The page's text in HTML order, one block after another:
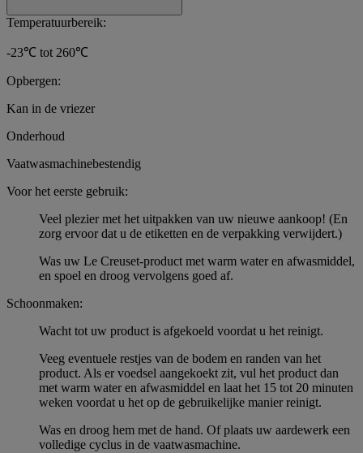
Temperatuurbereik:
-23℃ tot 260℃
Opbergen:
Kan in de vriezer
Onderhoud
Vaatwasmachinebestendig
Voor het eerste gebruik:
Veel plezier met het uitpakken van uw nieuwe aankoop! (En
zorg ervoor dat u de etiketten en de verpakking verwijdert.)
Was uw Le Creuset-product met warm water en afwasmiddel,
en spoel en droog vervolgens goed af.
Schoonmaken:
Wacht tot uw product is afgekoeld voordat u het reinigt.
Veeg eventuele restjes van de bodem en randen van het
product. Als er voedsel aangekoekt zit, vul het product dan
met warm water en afwasmiddel en laat het 15 tot 20 minuten
weken voordat u het op de gebruikelijke manier reinigt.
Was en droog hem met de hand. Of plaats uw aardewerk een
volledige cyclus in de vaatwasmachine.